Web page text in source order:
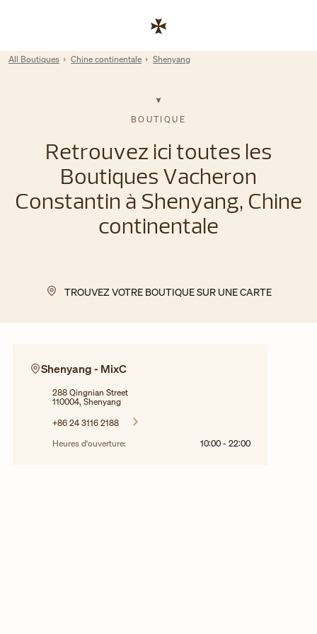
Lien vers le site de l'entreprise
Return to Nav
All Boutiques Chine continentale Shenyang
BOUTIQUE
Retrouvez ici toutes les
Boutiques Vacheron
Constantin à Shenyang, Chine
continentale
TROUVEZ VOTRE BOUTIQUE SUR UNE CARTE
Shenyang - MixC
288 Qingnian Street
110004, Shenyang
+86 24 3116 2188
Heures d'ouverture:
10:00 - 22:00